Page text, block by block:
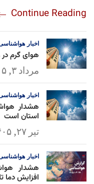
ok
Ap
p
k
Continue Reading
اخبار
هوای گرم در
مرداد ۳, ۱۴۰۵
اخبار
استان است
تیر ۲۷, ۱۴۰۵
اخبار
هشدار
افزایش دما